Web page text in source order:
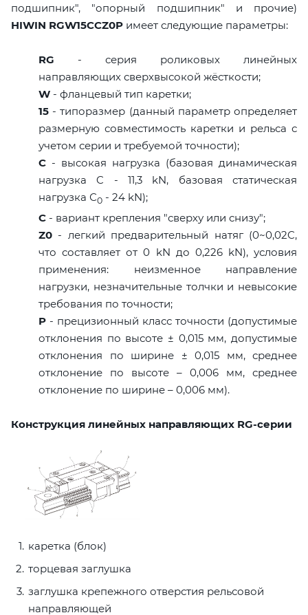
подшипник", "опорный подшипник" и прочие)
HIWIN RGW15CCZ0P имеет следующие параметры:
RG - серия роликовых линейных
направляющих сверхвысокой жёсткости;
W - фланцевый тип каретки;
15 - типоразмер (данный параметр определяет
размерную совместимость каретки и рельса с
учетом серии и требуемой точности);
C - высокая нагрузка (базовая динамическая
нагрузка C - 11,3 kN, базовая статическая
нагрузка С0 - 24 kN);
C - вариант крепления "сверху или снизу";
Z0 - легкий предварительный натяг (0~0,02C,
что составляет от 0 kN до 0,226 kN), условия
применения: неизменное направление
нагрузки, незначительные толчки и невысокие
требования по точности;
P - прецизионный класс точности (допустимые
отклонения по высоте ± 0,015 мм, допустимые
отклонения по ширине ± 0,015 мм, среднее
отклонение по высоте – 0,006 мм, среднее
отклонение по ширине – 0,006 мм).
Конструкция линейных направляющих RG-серии
каретка (блок)
торцевая заглушка
заглушка крепежного отверстия рельсовой
направляющей